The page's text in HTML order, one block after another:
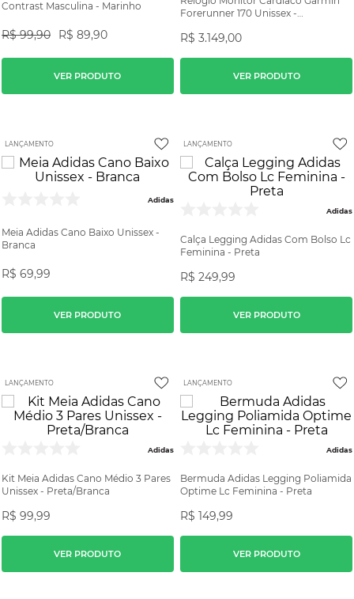
Contrast Masculina - Marinho
R$ 99,90 R$ 89,90
VER PRODUTO
Forerunner 170 Unissex -
R$ 3.149,00
VER PRODUTO
LANÇAMENTO
Adidas
Meia Adidas Cano Baixo Unissex -
Branca
R$ 69,99
VER PRODUTO
LANÇAMENTO
Adidas
Calça Legging Adidas Com Bolso Lc
Feminina - Preta
R$ 249,99
VER PRODUTO
LANÇAMENTO
Adidas
Kit Meia Adidas Cano Médio 3 Pares
Unissex - Preta/Branca
R$ 99,99
VER PRODUTO
LANÇAMENTO
Adidas
Bermuda Adidas Legging Poliamida
Optime Lc Feminina - Preta
R$ 149,99
VER PRODUTO